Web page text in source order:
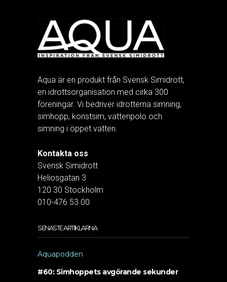
Aqua är en produkt från Svensk Simidrott,
en idrottsorganisation med cirka 300
föreningar. Vi bedriver idrotterna simning,
simhopp, konstsim, vattenpolo och
simning i öppet vatten.
Kontakta oss
Svensk Simidrott
Heliosgatan 3
120 30 Stockholm
010-476 53 00
SENASTE ARTIKLARNA
Aquapodden
#60: Simhoppets avgörande sekunder